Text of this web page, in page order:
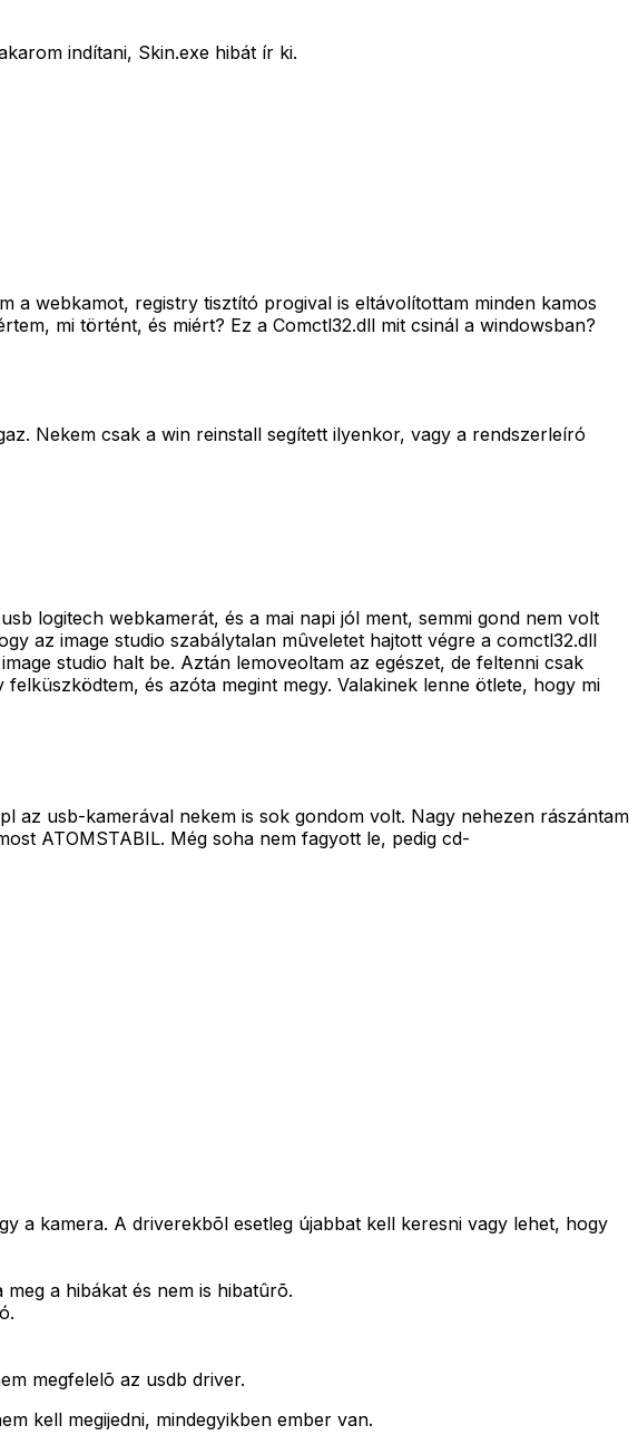
indítani, Skin.exe hibát ír ki.
a webkamot, registry tisztító progival is eltávolítottam minden kamos
mi történt, és miért? Ez a Comctl32.dll mit csinál a windowsban?
Nekem csak a win reinstall segített ilyenkor, vagy a rendszerleíró
logitech webkamerát, és a mai napi jól ment, semmi gond nem volt
az image studio szabálytalan mûveletet hajtott végre a comctl32.dll
studio halt be. Aztán lemoveoltam az egészet, de feltenni csak
és azóta megint megy. Valakinek lenne ötlete, hogy mi
az usb-kamerával nekem is sok gondom volt. Nagy nehezen rászántam
ATOMSTABIL. Még soha nem fagyott le, pedig cd-
a kamera. A driverekbõl esetleg újabbat kell keresni vagy lehet, hogy
a hibákat és nem is hibatûrõ.
megfelelõ az usdb driver.
kell megijedni, mindegyikben ember van.